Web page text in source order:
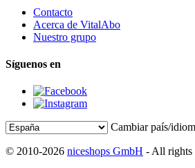
Contacto
Acerca de VitalAbo
Nuestro grupo
Síguenos en
Cambiar país/
© 2010-2026 niceshops GmbH - All rights